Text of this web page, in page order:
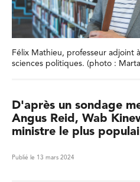
Félix Mathieu, professeur adjoint
sciences politiques. (photo :
D'après un sondage
Angus Reid, Wab
ministre le plus
Publié le 13 mars 2024